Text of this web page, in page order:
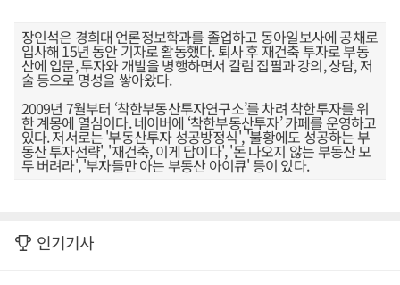
장인석은 경희대 언론정보학과를 졸업하고 동아일보사에 공채로
입사해 15년 동안 기자로 활동했다. 퇴사 후 재건축 투자로 부동
산에 입문, 투자와 개발을 병행하면서 칼럼 집필과 강의, 상담, 저
술 등으로 명성을 쌓아왔다.
2009년 7월부터 ‘착한부동산투자연구소’를 차려 착한투자를 위
한 계몽에 열심이다. 네이버에 ‘착한부동산투자’ 카페를 운영하고
있다. 저서로는 '부동산투자 성공방정식', '불황에도 성공하는 부
동산 투자전략', '재건축, 이게 답이다', '돈 나오지 않는 부동산 모
두 버려라', '부자들만 아는 부동산 아이큐' 등이 있다.
인기기사